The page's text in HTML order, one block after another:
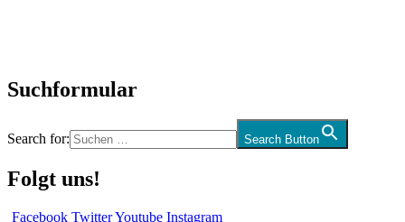
Suchformular
Search for: Search Button
Folgt uns!
Facebook TwitterYoutube Instagram